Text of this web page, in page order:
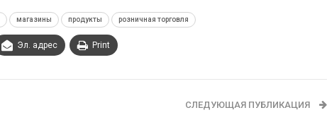
магазины продукты розничная торговля
Эл. адрес Print
СЛЕДУЮЩАЯ ПУБЛИКАЦИЯ